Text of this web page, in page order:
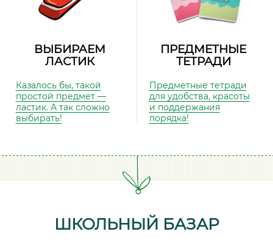
ВЫБИРАЕМ
ЛАСТИК
Казалось бы, такой
простой предмет —
ластик. А так сложно
выбирать!
ПРЕДМЕТНЫЕ
ТЕТРАДИ
Предметные тетради
для удобства, красоты
и поддержания
порядка!
ШКОЛЬНЫЙ БАЗАР